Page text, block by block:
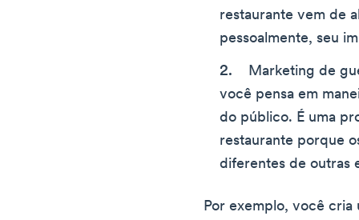
restaurante vem de
pessoalmente, seu
Marketing de
você pensa em
do público. É uma
restaurante porque
diferentes de outras
Por exemplo, você cria